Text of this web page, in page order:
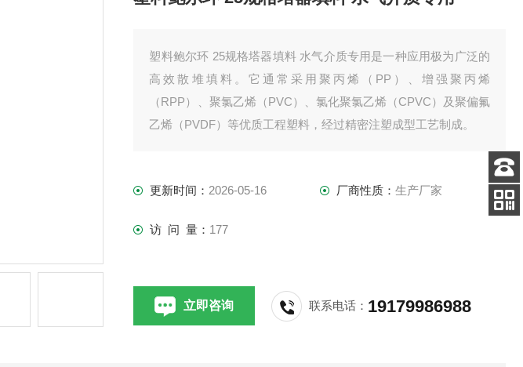
塑料鲍尔环 25规格塔器填料 水气介质专用是一种应用极为广泛的
高效散堆填料。它通常采用聚丙烯（PP）、增强聚丙烯
（RPP）、聚氯乙烯（PVC）、氯化聚氯乙烯（CPVC）及聚偏氟
乙烯（PVDF）等优质工程塑料，经过精密注塑成型工艺制成。
更新时间： 2026-05-16 厂商性质： 生产厂家
访 问 量： 177
立即咨询 联系电话： 19179986988
客服
电话